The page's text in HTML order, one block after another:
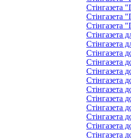
Стінгазета
Стінгазета
Стінгазета
Стінгазета
Стінгазета
Стінгазета
Стінгазета
Стінгазета
Стінгазета
Стінгазета
Стінгазета
Стінгазета
Стінгазета
Стінгазета
Стінгазета